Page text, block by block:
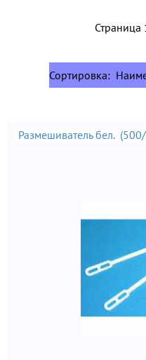
Страница
Сортировка:
Размешиватель бел.